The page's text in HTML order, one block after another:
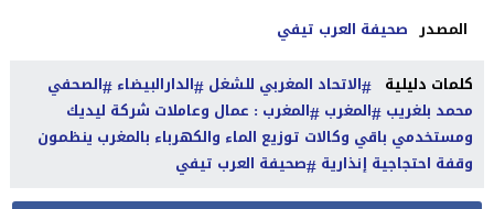
المصدر صحيفة العرب تيفي
كلمات دليلية
الاتحاد المغربي للشغل الدارالبيضاء الصحفي
محمد بلغريب المغرب المغرب : عمال وعاملات شركة ليديك
ومستخدمي باقي وكالات توزيع الماء والكهرباء بالمغرب ينظمون
وقفة احتجاجية إنذارية صحيفة العرب تيفي